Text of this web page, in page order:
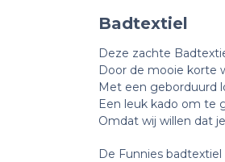
Badtextiel
Deze zachte
Door de mooie korte
Met een geborduurd
Een leuk kado om te
Omdat wij willen dat
De Funnies